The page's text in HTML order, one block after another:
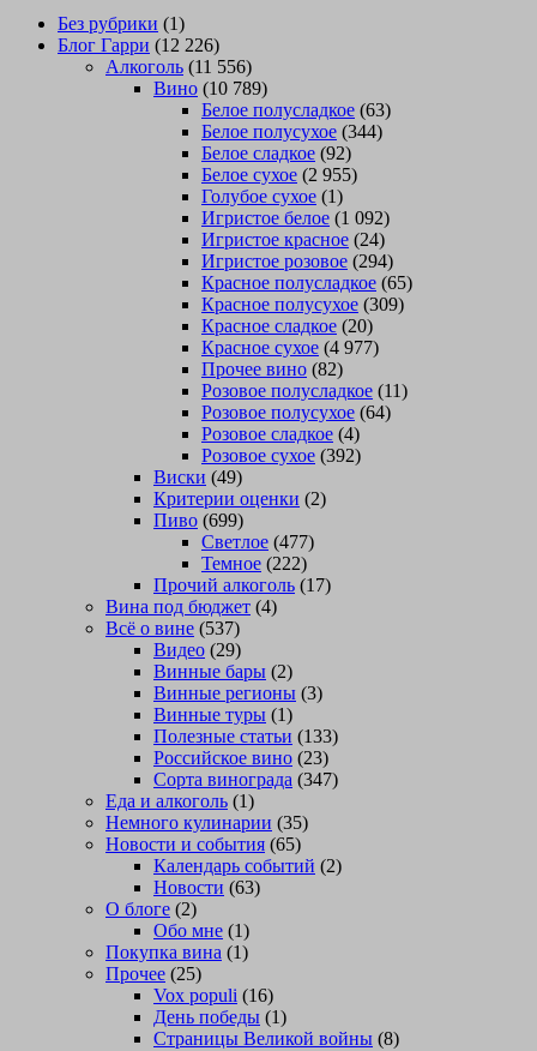
Без рубрики (1)
Блог Гарри (12 226)
Алкоголь (11 556)
Вино (10 789)
Белое полусладкое (63)
Белое полусухое (344)
Белое сладкое (92)
Белое сухое (2 955)
Голубое сухое (1)
Игристое белое (1 092)
Игристое красное (24)
Игристое розовое (294)
Красное полусладкое (65)
Красное полусухое (309)
Красное сладкое (20)
Красное сухое (4 977)
Прочее вино (82)
Розовое полусладкое (11)
Розовое полусухое (64)
Розовое сладкое (4)
Розовое сухое (392)
Виски (49)
Критерии оценки (2)
Пиво (699)
Светлое (477)
Темное (222)
Прочий алкоголь (17)
Вина под бюджет (4)
Всё о вине (537)
Видео (29)
Винные бары (2)
Винные регионы (3)
Винные туры (1)
Полезные статьи (133)
Российское вино (23)
Сорта винограда (347)
Еда и алкоголь (1)
Немного кулинарии (35)
Новости и события (65)
Календарь событий (2)
Новости (63)
О блоге (2)
Обо мне (1)
Покупка вина (1)
Прочее (25)
Vox populi (16)
День победы (1)
Страницы Великой войны (8)